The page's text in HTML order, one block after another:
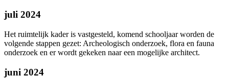
juli 2024
Het ruimtelijk kader is vastgesteld, komend schooljaar worden de
volgende stappen gezet: Archeologisch onderzoek, flora en fauna
onderzoek en er wordt gekeken naar een mogelijke architect.
juni 2024